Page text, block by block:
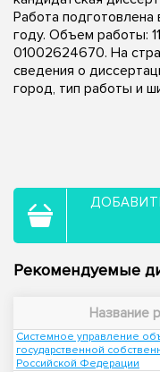
Работа
году. Объем работы:
01002624670. На
сведения о
город, тип работы и
Рекомендуемые
Название
Системное управление
государственной
Российской Федерации